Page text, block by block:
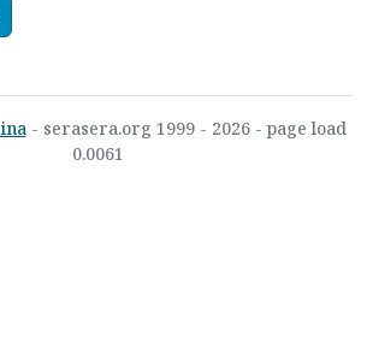
- serasera.org 1999 - 2026 - page load
0.0061